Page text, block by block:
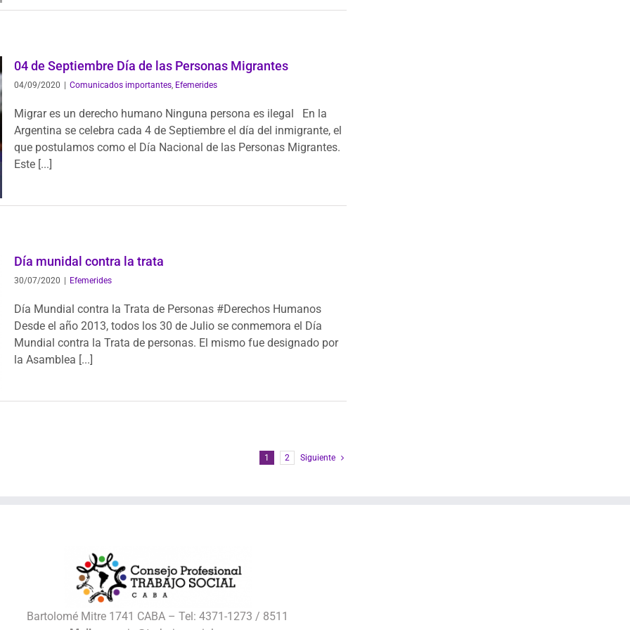
04 de Septiembre Día de las Personas Migrantes
04/09/2020 Comunicados importantes, Efemerides
Migrar es un derecho humano Ninguna persona es ilegal En la
Argentina se celebra cada 4 de Septiembre el día del inmigrante, el
que postulamos como el Día Nacional de las Personas Migrantes.
Este [...]
Día munidal contra la trata
30/07/2020 Efemerides
Día Mundial contra la Trata de Personas #Derechos Humanos
Desde el año 2013, todos los 30 de Julio se conmemora el Día
Mundial contra la Trata de personas. El mismo fue designado por
la Asamblea [...]
1 2 Siguiente
Bartolomé Mitre 1741 CABA – Tel: 4371-1273 / 8511